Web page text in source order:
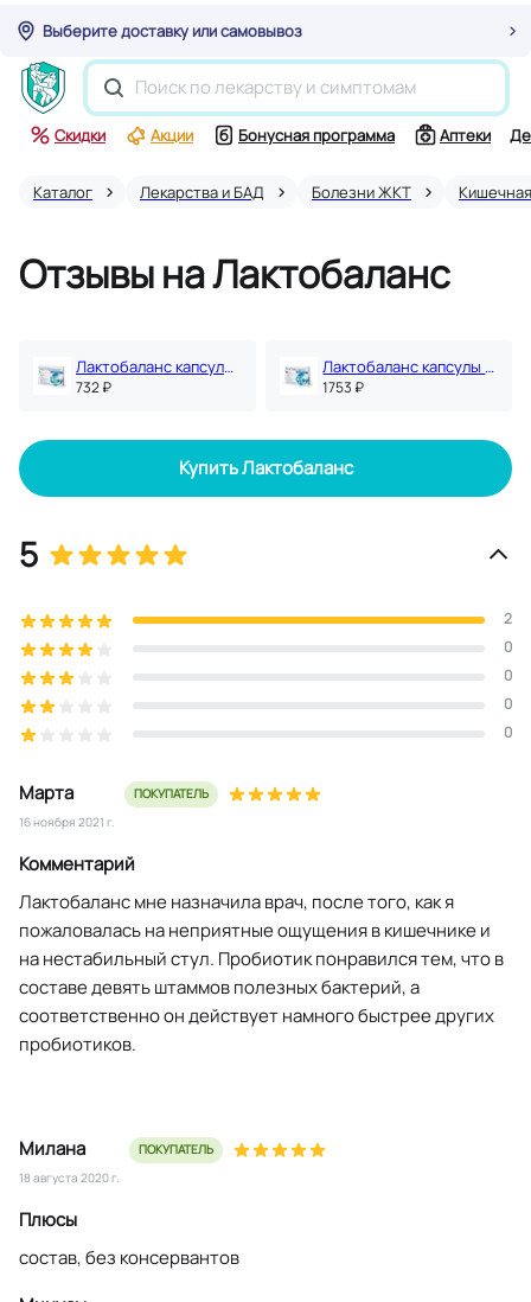
Выберите доставку или самовывоз
Скидки Акции Бонусная программа Аптеки
Каталог Лекарства и БАД Болезни ЖКТ
Отзывы на Лактобаланс
Лактобаланс капсулы 7 шт
732 ₽
Лактобаланс капсулы 28 шт
1753 ₽
Марта
16 ноября 2021 г.
ПОКУПАТЕЛЬ
Комментарий
Лактобаланс мне назначила врач, после того, как я
пожаловалась на неприятные ощущения в кишечнике и
на нестабильный стул. Пробиотик понравился тем, что в
составе девять штаммов полезных бактерий, а
соответственно он действует намного быстрее других
пробиотиков.
Милана
18 августа 2020 г.
ПОКУПАТЕЛЬ
Плюсы
состав, без консервантов
Купить Лактобаланс
5
2
0
0
0
0